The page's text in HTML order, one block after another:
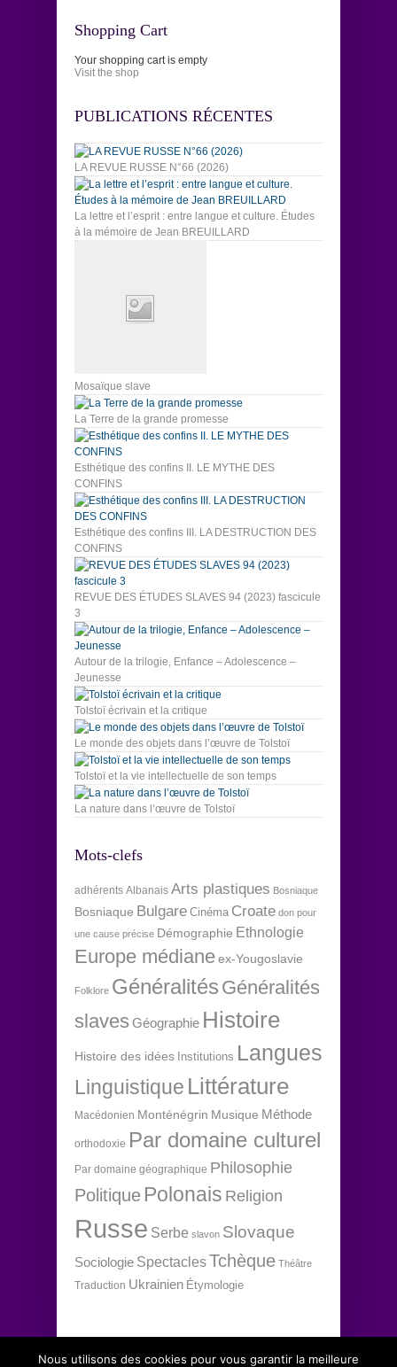
Shopping Cart
Your shopping cart is empty
Visit the shop
PUBLICATIONS RÉCENTES
LA REVUE RUSSE N°66 (2026)
La lettre et l’esprit : entre langue et culture. Études
à la mémoire de Jean BREUILLARD
Mosaïque slave
La Terre de la grande promesse
Esthétique des confins II. LE MYTHE DES
CONFINS
Esthétique des confins III. LA DESTRUCTION DES
CONFINS
REVUE DES ÉTUDES SLAVES 94 (2023) fascicule
3
Autour de la trilogie, Enfance – Adolescence –
Jeunesse
Tolstoï écrivain et la critique
Le monde des objets dans l’œuvre de Tolstoï
Tolstoï et la vie intellectuelle de son temps
La nature dans l’œuvre de Tolstoï
Mots-clefs
adhérents Albanais Arts plastiques Bosniaque
Bosniaque Bulgare Cinéma Croate don pour
une cause précise Démographie Ethnologie
Europe médianeex-Yougoslavie
Folklore Généralités Généralités
slaves Géographie Histoire
Histoire des idées Institutions Langues
Linguistique Littérature
Macédonien Monténégrin Musique Méthode
orthodoxie Par domaine culturel
Par domaine géographique Philosophie
Politique Polonais Religion
Russe Serbe slavon Slovaque
Sociologie SpectaclesTchèque Théâtre
Traduction Ukrainien Étymologie
Nous utilisons des cookies pour vous garantir la meilleure